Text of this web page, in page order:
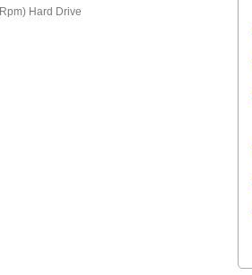
Hard Drive